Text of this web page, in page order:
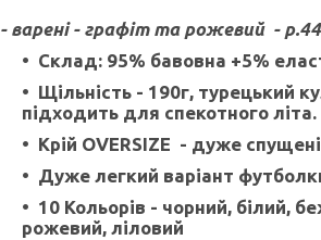
- варені - графіт та рожевий -
Склад: 95% бавовна +5%
Щільність - 190г, турецький
підходить для спекотного літа.
Крій OVERSIZE - дуже
Дуже легкий варіант
10 Кольорів - чорний, білий,
рожевий, ліловий